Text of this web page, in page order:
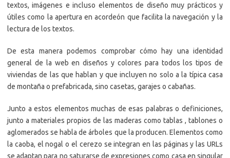
textos, imágenes e incluso elementos de diseño muy prácticos y
útiles como la apertura en acordeón que facilita la navegación y la
lectura de los textos.
De esta manera podemos comprobar cómo hay una identidad
general de la web en diseños y colores para todos los tipos de
viviendas de las que hablan y que incluyen no solo a la típica casa
de montaña o prefabricada, sino casetas, garajes o cabañas.
Junto a estos elementos muchas de esas palabras o definiciones,
junto a materiales propios de las maderas como tablas , tablones o
aglomerados se habla de árboles que la producen. Elementos como
la caoba, el nogal o el cerezo se integran en las páginas y las URLs
se adaptan para no saturarse de expresiones como casa en singular